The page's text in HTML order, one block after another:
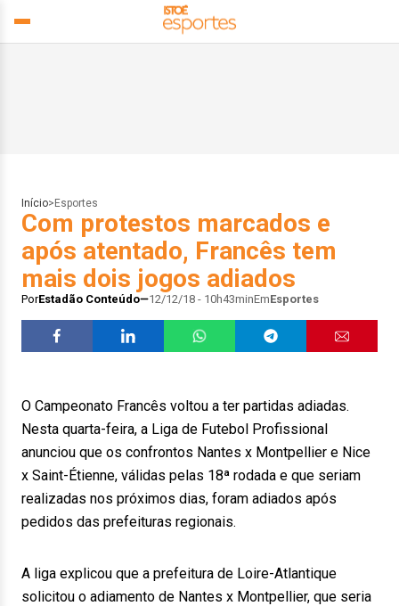
Início> Esportes
Com protestos marcados e
após atentado, Francês tem
mais dois jogos adiados
PorEstadão Conteúdo 12/12/18 - 10h43minEmEsportes
O Campeonato Francês voltou a ter partidas adiadas.
Nesta quarta-feira, a Liga de Futebol Profissional
anunciou que os confrontos Nantes x Montpellier e Nice
x Saint-Étienne, válidas pelas 18ª rodada e que seriam
realizadas nos próximos dias, foram adiados após
pedidos das prefeituras regionais.
A liga explicou que a prefeitura de Loire-Atlantique
solicitou o adiamento de Nantes x Montpellier, que seria